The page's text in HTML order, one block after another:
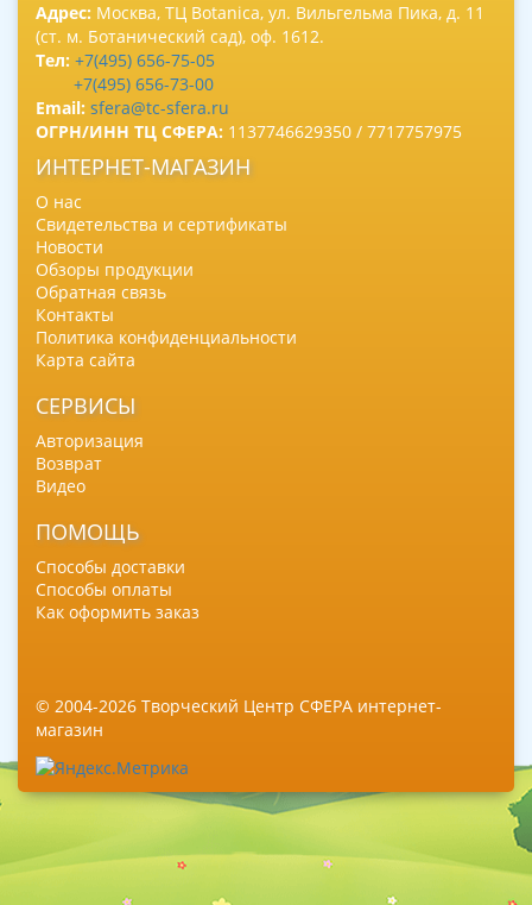
Адрес: Москва, ТЦ Botanica, ул. Вильгельма Пика, д. 11
(ст. м. Ботанический сад), оф. 1612.
Тел: +7(495) 656-75-05
+7(495) 656-73-00
Email: sfera@tc-sfera.ru
ОГРН/ИНН ТЦ СФЕРА: 1137746629350 / 7717757975
ИНТЕРНЕТ-МАГАЗИН
О нас
Свидетельства и сертификаты
Новости
Обзоры продукции
Обратная связь
Контакты
Политика конфиденциальности
Карта сайта
СЕРВИСЫ
Авторизация
Возврат
Видео
ПОМОЩЬ
Способы доставки
Способы оплаты
Как оформить заказ
© 2004-2026 Творческий Центр СФЕРА интернет-
магазин